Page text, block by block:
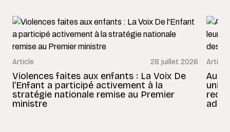
Article 28 juillet 2026
Violences faites aux enfants : La Voix De
l’Enfant a participé activement à la
stratégie nationale remise au Premier
ministre
Article
Au